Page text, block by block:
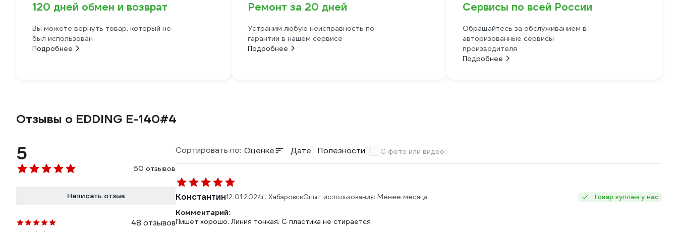
120 дней обмен и возврат
Вы можете вернуть товар, который не
был использован
Подробнее
Ремонт за 20 дней
Устраним любую неисправность по
гарантии в нашем сервисе
Подробнее
Сервисы по всей России
Обращайтесь за обслуживанием в
авторизованные сервисы
производителя
Подробнее
Отзывы о EDDING E-140#4
5
50 отзывов
Написать отзыв
48 отзывов
Сортировать по: Оценке Дате Полезности С фото или видео
Константин12.01.2024г. ХабаровскОпыт использования: Менее месяца Товар куплен у нас
Комментарий:
Пишет хорошо. Линия тонкая. С пластика не стирается